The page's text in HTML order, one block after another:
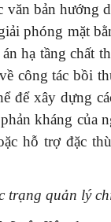
văn bản hướng
phóng mặt
hạ tầng chất
công tác bồi
để xây dựng
kháng của
hỗ trợ đặc
trạng quản lý